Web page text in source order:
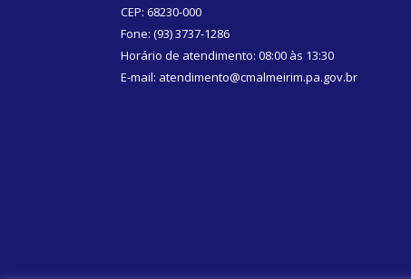
CEP: 68230-000
Fone: (93) 3737-1286
Horário de atendimento: 08:00 às 13:30
E-mail: atendimento@cmalmeirim.pa.gov.br